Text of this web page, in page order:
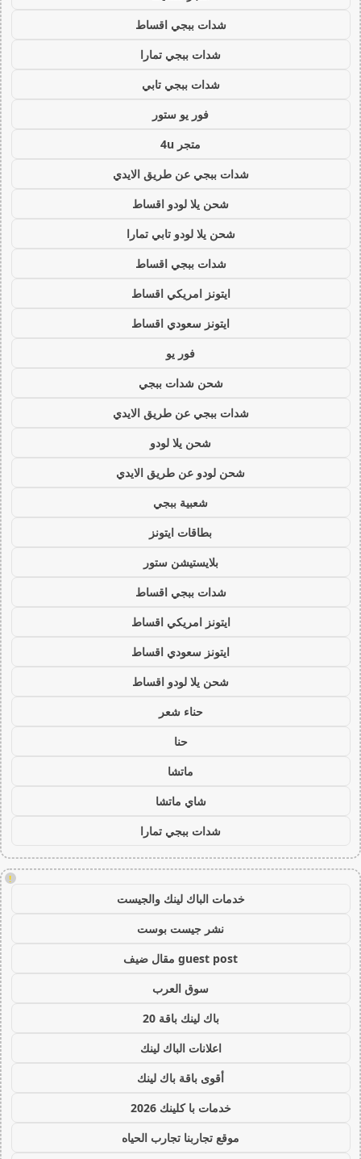
شدات ببجي اقساط
شدات ببجي تمارا
شدات ببجي تابي
فور يو ستور
متجر 4u
شدات ببجي عن طريق الايدي
شحن يلا لودو اقساط
شحن يلا لودو تابي تمارا
شدات ببجي اقساط
ايتونز امريكي اقساط
ايتونز سعودي اقساط
فور يو
شحن شدات ببجي
شدات ببجي عن طريق الايدي
شحن يلا لودو
شحن لودو عن طريق الايدي
شعبية ببجي
بطاقات ايتونز
بلايستيشن ستور
شدات ببجي اقساط
ايتونز امريكي اقساط
ايتونز سعودي اقساط
شحن يلا لودو اقساط
حناء شعر
حنا
ماتشا
شاي ماتشا
شدات ببجي تمارا
!
خدمات الباك لينك والجيست
نشر جيست بوست
guest post مقال ضيف
سوق العرب
باك لينك باقة 20
اعلانات الباك لينك
أقوى باقة باك لينك
خدمات با كلينك 2026
موقع تجاربنا تجارب الحياه